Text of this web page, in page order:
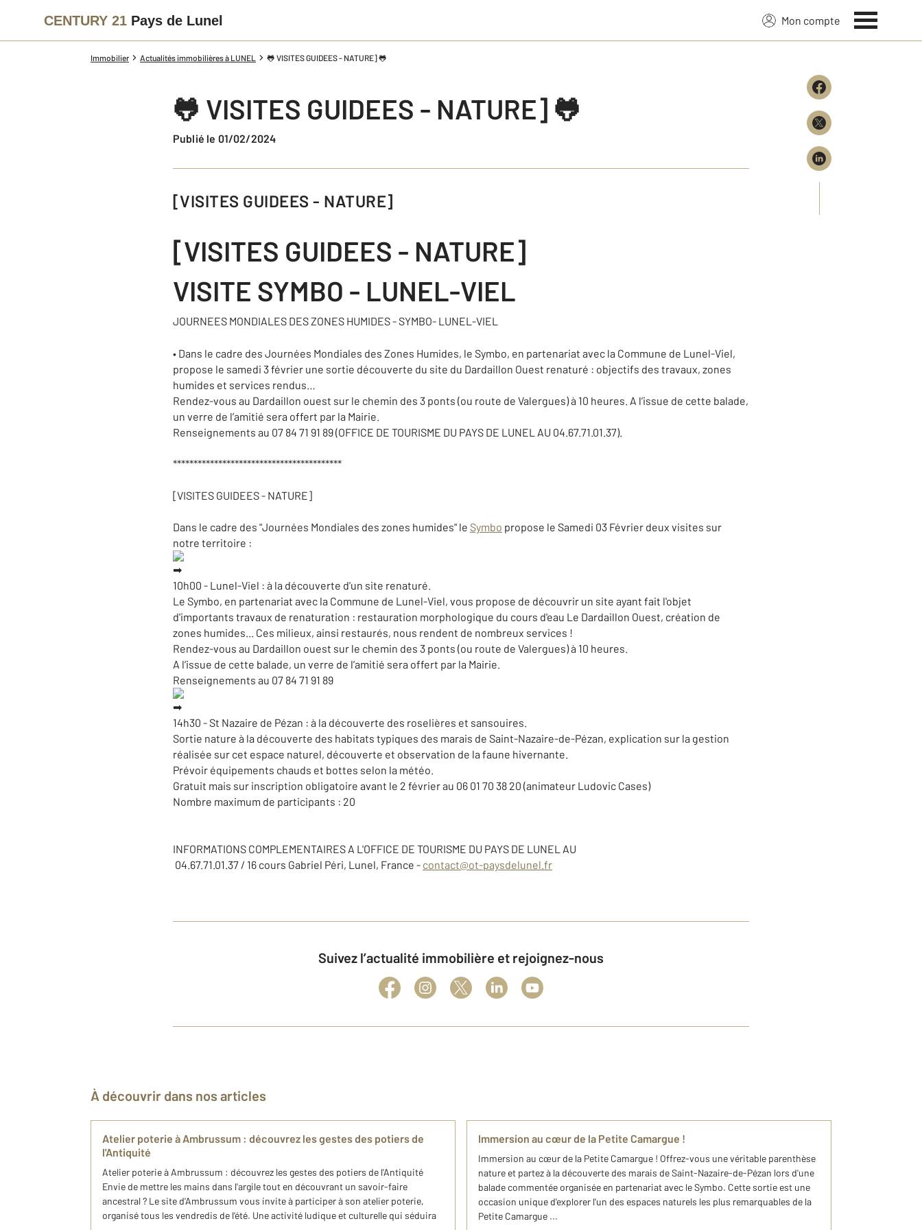
CENTURY 21 Pays de Lunel Mon compte
Immobilier Actualités immobilières à LUNEL 🐸 VISITES GUIDEES - NATURE] 🐸
🐸 VISITES GUIDEES - NATURE] 🐸
Publié le 01/02/2024
[VISITES GUIDEES - NATURE]
[VISITES GUIDEES - NATURE]
VISITE SYMBO - LUNEL-VIEL
JOURNEES MONDIALES DES ZONES HUMIDES - SYMBO- LUNEL-VIEL
• Dans le cadre des Journées Mondiales des Zones Humides, le Symbo, en partenariat avec la Commune de Lunel-Viel,
propose le samedi 3 février une sortie découverte du site du Dardaillon Ouest renaturé : objectifs des travaux, zones
humides et services rendus…
Rendez-vous au Dardaillon ouest sur le chemin des 3 ponts (ou route de Valergues) à 10 heures. A l’issue de cette balade,
un verre de l’amitié sera offert par la Mairie.
Renseignements au 07 84 71 91 89 (OFFICE DE TOURISME DU PAYS DE LUNEL AU 04.67.71.01.37).
*****************************************
[VISITES GUIDEES - NATURE]
Dans le cadre des "Journées Mondiales des zones humides" le Symbo propose le Samedi 03 Février deux visites sur
notre territoire :
10h00 - Lunel-Viel : à la découverte d'un site renaturé.
Le Symbo, en partenariat avec la Commune de Lunel-Viel, vous propose de découvrir un site ayant fait l'objet
d'importants travaux de renaturation : restauration morphologique du cours d'eau Le Dardaillon Ouest, création de
zones humides... Ces milieux, ainsi restaurés, nous rendent de nombreux services !
Rendez-vous au Dardaillon ouest sur le chemin des 3 ponts (ou route de Valergues) à 10 heures.
A l’issue de cette balade, un verre de l’amitié sera offert par la Mairie.
Renseignements au 07 84 71 91 89
14h30 - St Nazaire de Pézan : à la découverte des roselières et sansouires.
Sortie nature à la découverte des habitats typiques des marais de Saint-Nazaire-de-Pézan, explication sur la gestion
réalisée sur cet espace naturel, découverte et observation de la faune hivernante.
Prévoir équipements chauds et bottes selon la météo.
Gratuit mais sur inscription obligatoire avant le 2 février au 06 01 70 38 20 (animateur Ludovic Cases)
Nombre maximum de participants : 20
INFORMATIONS COMPLEMENTAIRES A L'OFFICE DE TOURISME DU PAYS DE LUNEL AU
04.67.71.01.37 / 16 cours Gabriel Péri, Lunel, France - contact@ot-paysdelunel.fr
Suivez l’actualité immobilière et rejoignez-nous
À découvrir dans nos articles
Atelier poterie à Ambrussum : découvrez les gestes des potiers de
l'Antiquité
Atelier poterie à Ambrussum : découvrez les gestes des potiers de l'Antiquité
Envie de mettre les mains dans l'argile tout en découvrant un savoir-faire
ancestral ? Le site d'Ambrussum vous invite à participer à son atelier poterie,
organisé tous les vendredis de l'été. Une activité ludique et culturelle qui séduira
Immersion au cœur de la Petite Camargue !
Immersion au cœur de la Petite Camargue ! Offrez-vous une véritable parenthèse
nature et partez à la découverte des marais de Saint-Nazaire-de-Pézan lors d'une
balade commentée organisée en partenariat avec le Symbo. Cette sortie est une
occasion unique d'explorer l'un des espaces naturels les plus remarquables de la
Petite Camargue ...